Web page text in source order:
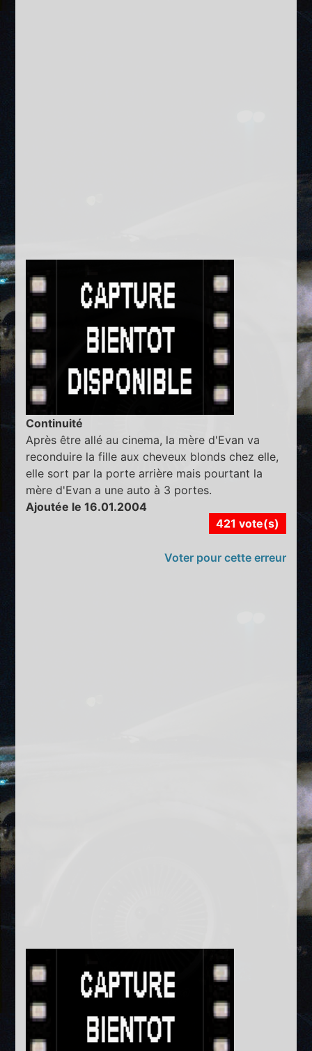
Continuité
Après être allé au cinema, la mère d'Evan va
reconduire la fille aux cheveux blonds chez elle,
elle sort par la porte arrière mais pourtant la
mère d'Evan a une auto à 3 portes.
Ajoutée le 16.01.2004
421 vote(s)
Voter pour cette erreur